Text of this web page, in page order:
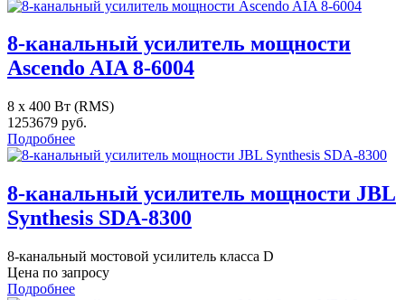
8-канальный усилитель мощности
Ascendo AIA 8-6004
8 x 400 Вт (RMS)
1253679 руб.
Подробнее
8-канальный усилитель мощности JBL
Synthesis SDA-8300
8-канальный мостовой усилитель класса D
Цена по запросу
Подробнее